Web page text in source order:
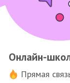
Онлайн-
Прямая